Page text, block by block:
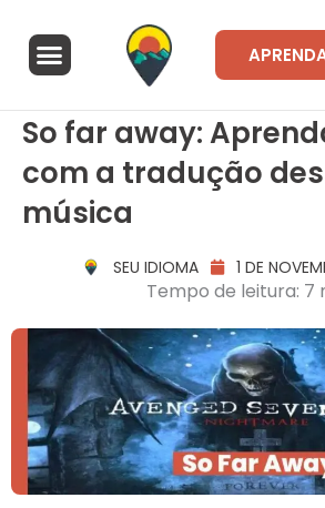
para
Menu
So far away:
com a tradução
música
SEU IDIOMA 1 DE
Tempo de leitura: 7